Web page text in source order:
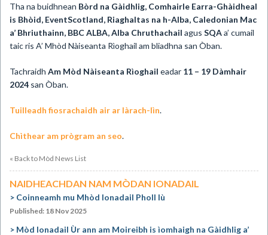
Tha na buidhnean Bòrd na Gàidhlig, Comhairle Earra-Ghàidheal
is Bhòid, EventScotland, Riaghaltas na h-Alba, Caledonian Mac
a’ Bhriuthainn, BBC ALBA,Alba Chruthachail agus SQAa’ cumail
taic ris A’ Mhòd Nàiseanta Rìoghail am bliadhna san Òban.
Tachraidh Am Mòd Nàiseanta Rìoghail eadar 11 – 19 Dàmhair
2024 san Òban.
Tuilleadh fiosrachaidh air ar làrach-lìn.
Chìthear am prògram an seo.
« Back to Mòd News List
NAIDHEACHDAN NAM MÒDAN IONADAIL
Coinneamh mu Mhòd Ionadail Pholl Iù
Published: 18 Nov 2025
Mòd Ionadail Ùr ann am Moireibh is ìomhaigh na Gàidhlig a’